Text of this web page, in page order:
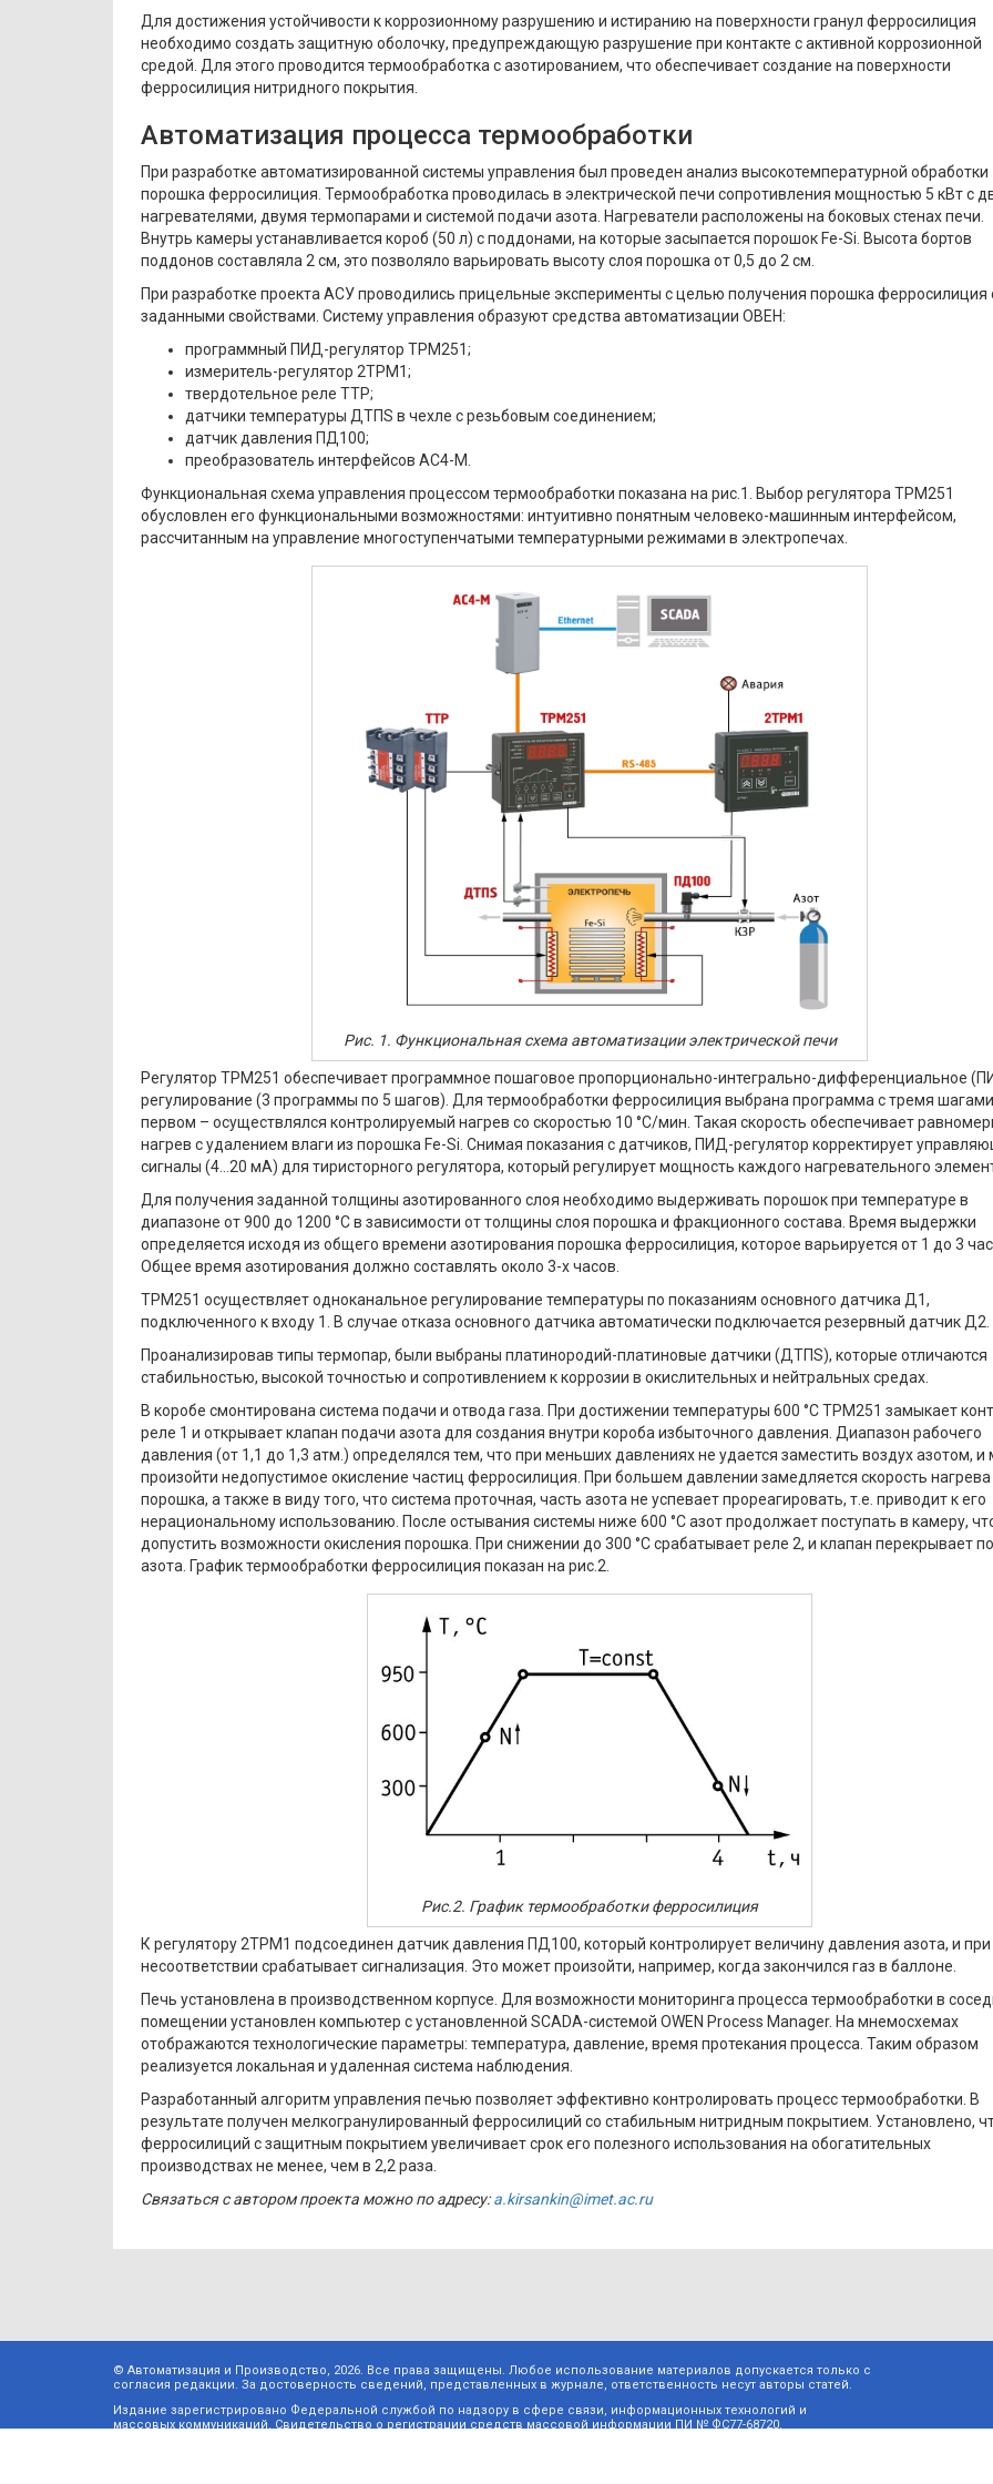
Для достижения устойчивости к коррозионному разрушению и истиранию на поверхности гранул ферросилиция
необходимо создать защитную оболочку, предупреждающую разрушение при контакте с активной коррозионной
средой. Для этого проводится термообработка с азотированием, что обеспечивает создание на поверхности
ферросилиция нитридного покрытия.
Автоматизация процесса термообработки
При разработке автоматизированной системы управления был проведен анализ высокотемпературной обработки
порошка ферросилиция. Термообработка проводилась в электрической печи сопротивления мощностью 5 кВт с
нагревателями, двумя термопарами и системой подачи азота. Нагреватели расположены на боковых стенах печи.
Внутрь камеры устанавливается короб (50 л) с поддонами, на которые засыпается порошок Fe-Si. Высота бортов
поддонов составляла 2 см, это позволяло варьировать высоту слоя порошка от 0,5 до 2 см.
При разработке проекта АСУ проводились прицельные эксперименты с целью получения порошка ферросилиция
заданными свойствами. Систему управления образуют средства автоматизации ОВЕН:
программный ПИД-регулятор ТРМ251;
измеритель-регулятор 2ТРМ1;
твердотельное реле ТТР;
датчики температуры ДТПS в чехле с резьбовым соединением;
датчик давления ПД100;
преобразователь интерфейсов АС4-М.
Функциональная схема управления процессом термообработки показана на рис.1. Выбор регулятора ТРМ251
обусловлен его функциональными возможностями: интуитивно понятным человеко-машинным интерфейсом,
рассчитанным на управление многоступенчатыми температурными режимами в электропечах.
Рис. 1. Функциональная схема автоматизации электрической печи
Регулятор ТРМ251 обеспечивает программное пошаговое пропорционально-интегрально-дифференциальное
регулирование (3 программы по 5 шагов). Для термообработки ферросилиция выбрана программа с тремя
первом – осуществлялся контролируемый нагрев со скоростью 10 °С/мин. Такая скорость обеспечивает
нагрев с удалением влаги из порошка Fe-Si. Снимая показания с датчиков, ПИД-регулятор корректирует
сигналы (4…20 мА) для тиристорного регулятора, который регулирует мощность каждого нагревательного
Для получения заданной толщины азотированного слоя необходимо выдерживать порошок при температуре в
диапазоне от 900 до 1200 °С в зависимости от толщины слоя порошка и фракционного состава. Время выдержки
определяется исходя из общего времени азотирования порошка ферросилиция, которое варьируется от 1 до 3
Общее время азотирования должно составлять около 3-х часов.
ТРМ251 осуществляет одноканальное регулирование температуры по показаниям основного датчика Д1,
подключенного к входу 1. В случае отказа основного датчика автоматически подключается резервный датчик Д2.
Проанализировав типы термопар, были выбраны платинородий-платиновые датчики (ДТПS), которые отличаются
стабильностью, высокой точностью и сопротивлением к коррозии в окислительных и нейтральных средах.
В коробе смонтирована система подачи и отвода газа. При достижении температуры 600 °С ТРМ251 замыкает
реле 1 и открывает клапан подачи азота для создания внутри короба избыточного давления. Диапазон рабочего
давления (от 1,1 до 1,3 атм.) определялся тем, что при меньших давлениях не удается заместить воздух азотом,
произойти недопустимое окисление частиц ферросилиция. При большем давлении замедляется скорость нагрева
порошка, а также в виду того, что система проточная, часть азота не успевает прореагировать, т.е. приводит к его
нерациональному использованию. После остывания системы ниже 600 °С азот продолжает поступать в камеру,
допустить возможности окисления порошка. При снижении до 300 °С срабатывает реле 2, и клапан перекрывает
азота. График термообработки ферросилиция показан на рис.2.
Рис.2. График термообработки ферросилиция
К регулятору 2ТРМ1 подсоединен датчик давления ПД100, который контролирует величину давления азота, и при
несоответствии срабатывает сигнализация. Это может произойти, например, когда закончился газ в баллоне.
Печь установлена в производственном корпусе. Для возможности мониторинга процесса термообработки в
помещении установлен компьютер с установленной SCADA-системой OWEN Process Manager. На мнемосхемах
отображаются технологические параметры: температура, давление, время протекания процесса. Таким образом
реализуется локальная и удаленная система наблюдения.
Разработанный алгоритм управления печью позволяет эффективно контролировать процесс термообработки. В
результате получен мелкогранулированный ферросилиций со стабильным нитридным покрытием. Установлено,
ферросилиций с защитным покрытием увеличивает срок его полезного использования на обогатительных
производствах не менее, чем в 2,2 раза.
Связаться с автором проекта можно по адресу:a.kirsankin@imet.ac.ru
© Автоматизация и Производство, 2026. Все права защищены. Любое использование материалов допускается только с
согласия редакции. За достоверность сведений, представленных в журнале, ответственность несут авторы статей.
Издание зарегистрировано Федеральной службой по надзору в сфере связи, информационных технологий и
массовых коммуникаций. Свидетельство о регистрации средств массовой информации ПИ № ФС77-68720.